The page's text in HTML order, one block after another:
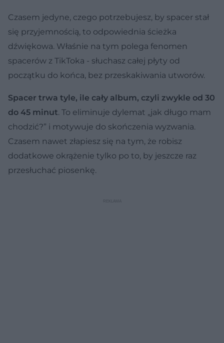
Czasem jedyne, czego potrzebujesz, by spacer stał
się przyjemnością, to odpowiednia ścieżka
dźwiękowa. Właśnie na tym polega fenomen
spacerów z TikToka - słuchasz całej płyty od
początku do końca, bez przeskakiwania utworów.
Spacer trwa tyle, ile cały album, czyli zwykle od 30
do 45 minut. To eliminuje dylemat „jak długo mam
chodzić?” i motywuje do skończenia wyzwania.
Czasem nawet złapiesz się na tym, że robisz
dodatkowe okrążenie tylko po to, by jeszcze raz
przesłuchać piosenkę.